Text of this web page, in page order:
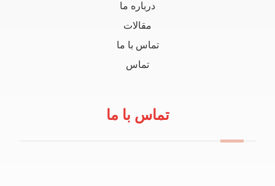
درباره ما
مقالات
تماس با ما
تماس
تماس با ما